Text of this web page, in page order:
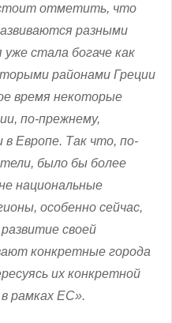
отметить, что
разными
стала богаче как
районами Греции
время некоторые
по-прежнему,
Европе. Так что, по-
было бы более
национальные
особенно сейчас,
своей
конкретные города
их конкретной
рамках ЕС».